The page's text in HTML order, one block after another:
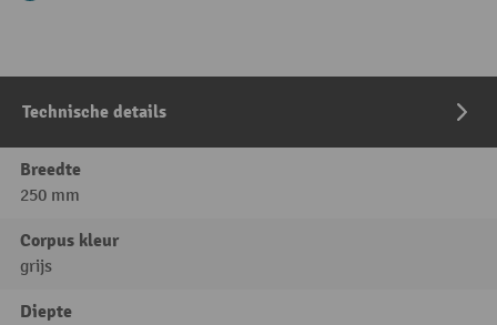
Technische details
Breedte
250 mm
Corpus kleur
grijs
Diepte